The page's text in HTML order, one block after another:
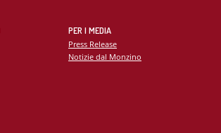
PER I MEDIA
Press Release
Notizie dal Monzino